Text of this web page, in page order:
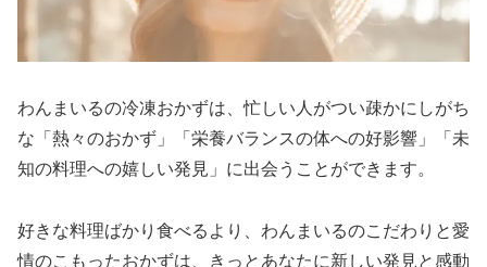
わんまいるの冷凍おかずは、忙しい人がつい疎かにしがち
な「熱々のおかず」「栄養バランスの体への好影響」「未
知の料理への嬉しい発見」に出会うことができます。
好きな料理ばかり食べるより、わんまいるのこだわりと愛
情のこもったおかずは、きっとあなたに新しい発見と感動